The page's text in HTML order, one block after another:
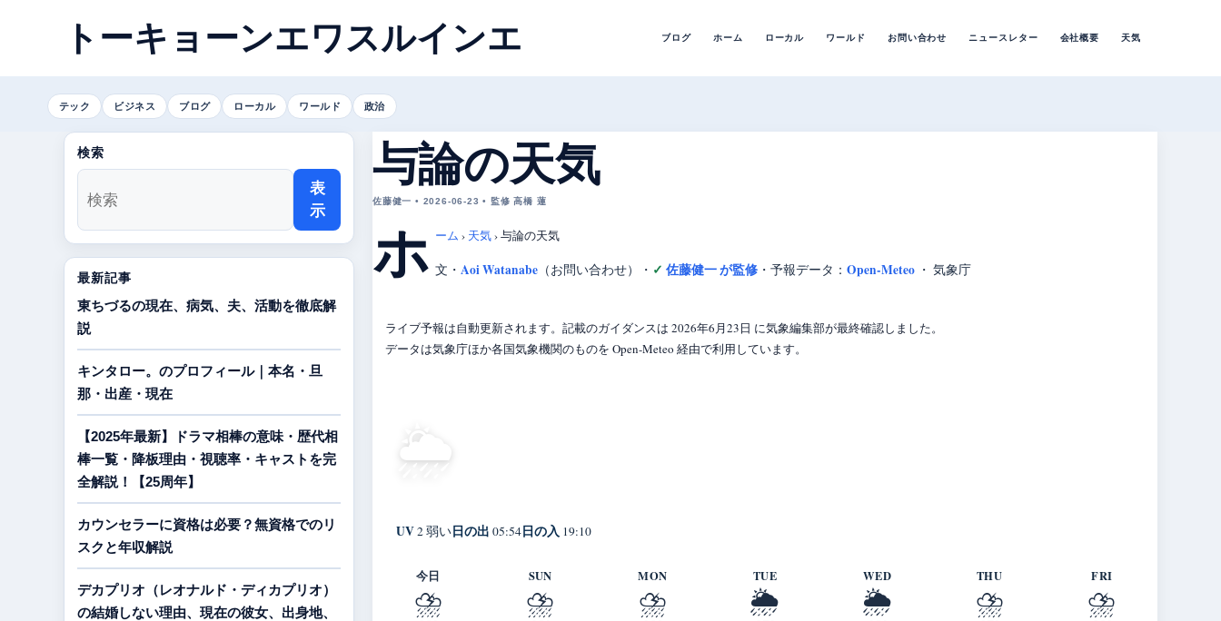
トーキョーンエワスルインエ ブログ ホーム ローカル ワールド お問い合わせ ニュースレター 会社概要 天気
テック ビジネス ブログ ローカル ワールド 政治
与論の天気
佐藤健一 • 2026-06-23 • 監修 高橋 蓮
ホ ーム › 天気›与論の天気
文・ Aoi Watanabe （お問い合わせ） ・ 佐藤健一 が監修 ・ 予報データ： Open-Meteo ・ 気象庁
ライブ予報は自動更新されます。記載のガイダンスは 2026年6月23日 に気象編集部が最終確認しました。
データは気象庁ほか各国気象機関のものを Open-Meteo 経由で利用しています。
🌦️
UV2 弱い日の出 05:54日の入 19:10
今日
⛈️
SUN
⛈️
MON
⛈️
TUE
🌦️
WED
🌦️
THU
⛈️
FRI
⛈️
検索
表
示
最新記事
東ちづるの現在、病気、夫、活動を徹底解
説
キンタロー。のプロフィール｜本名・旦
那・出産・現在
【2025年最新】ドラマ相棒の意味・歴代相
棒一覧・降板理由・視聴率・キャストを完
全解説！【25周年】
カウンセラーに資格は必要？無資格でのリ
スクと年収解説
デカプリオ（レオナルド・ディカプリオ）
の結婚しない理由、現在の彼女、出身地、